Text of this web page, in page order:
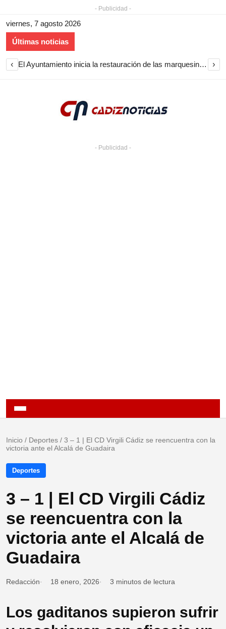
- Publicidad -
viernes, 7 agosto 2026
Últimas noticias
‹ El Ayuntamiento inicia la restauración de las marquesinas de Plaza Esteve para volver a instalarlas en el centro de Jerez ›
- Publicidad -
Inicio / Deportes / 3 – 1 | El CD Virgili Cádiz se reencuentra con la
victoria ante el Alcalá de Guadaira
Deportes
3 – 1 | El CD Virgili Cádiz
se reencuentra con la
victoria ante el Alcalá de
Guadaira
Redacción 18 enero, 2026 3 minutos de lectura
Los gaditanos supieron sufrir